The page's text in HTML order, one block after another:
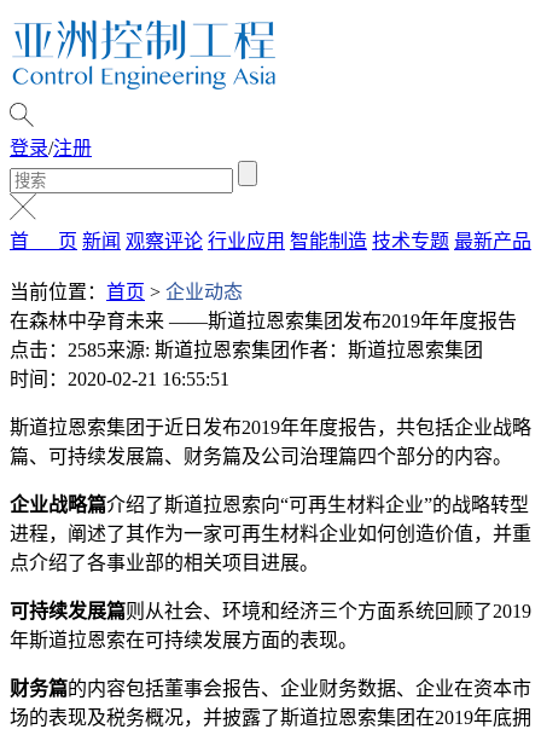
登录/注册
首 页 新闻 观察评论 行业应用 智能制造 技术专题 最新产品
当前位置： 首页 > 企业动态
在森林中孕育未来 ——斯道拉恩索集团发布2019年年度报告
点击：2585来源: 斯道拉恩索集团作者：斯道拉恩索集团
时间：2020-02-21 16:55:51
斯道拉恩索集团于近日发布2019年年度报告，共包括企业战略
篇、可持续发展篇、财务篇及公司治理篇四个部分的内容。
企业战略篇介绍了斯道拉恩索向“可再生材料企业”的战略转型
进程，阐述了其作为一家可再生材料企业如何创造价值，并重
点介绍了各事业部的相关项目进展。
可持续发展篇则从社会、环境和经济三个方面系统回顾了2019
年斯道拉恩索在可持续发展方面的表现。
财务篇的内容包括董事会报告、企业财务数据、企业在资本市
场的表现及税务概况，并披露了斯道拉恩索集团在2019年底拥